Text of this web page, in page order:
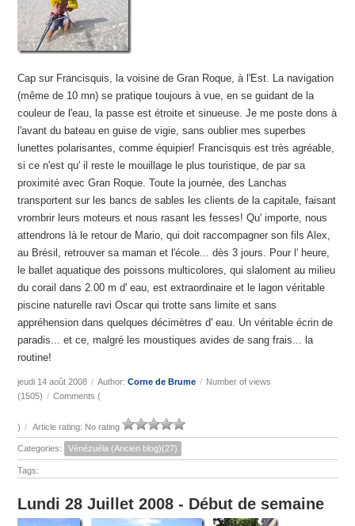
Cap sur Francisquis, la voisine de Gran Roque, à l'Est. La navigation
(même de 10 mn) se pratique toujours à vue, en se guidant de la
couleur de l'eau, la passe est étroite et sinueuse. Je me poste dons à
l'avant du bateau en guise de vigie, sans oublier mes superbes
lunettes polarisantes, comme équipier! Francisquis est très agréable,
si ce n'est qu' il reste le mouillage le plus touristique, de par sa
proximité avec Gran Roque. Toute la journée, des Lanchas
transportent sur les bancs de sables les clients de la capitale, faisant
vrombrir leurs moteurs et nous rasant les fesses! Qu' importe, nous
attendrons là le retour de Mario, qui doit raccompagner son fils Alex,
au Brésil, retrouver sa maman et l'école... dès 3 jours. Pour l' heure,
le ballet aquatique des poissons multicolores, qui slaloment au milieu
du corail dans 2.00 m d' eau, est extraordinaire et le lagon véritable
piscine naturelle ravi Oscar qui trotte sans limite et sans
appréhension dans quelques décimètres d' eau. Un véritable écrin de
paradis... et ce, malgré les moustiques avides de sang frais... la
routine!
jeudi 14 août 2008 / Author:Corne de Brume / Number of views
(1505) / Comments (
) / Article rating: No rating
Categories: Vénézuéla (Ancien blog)(27)
Tags:
Lundi 28 Juillet 2008 - Début de semaine